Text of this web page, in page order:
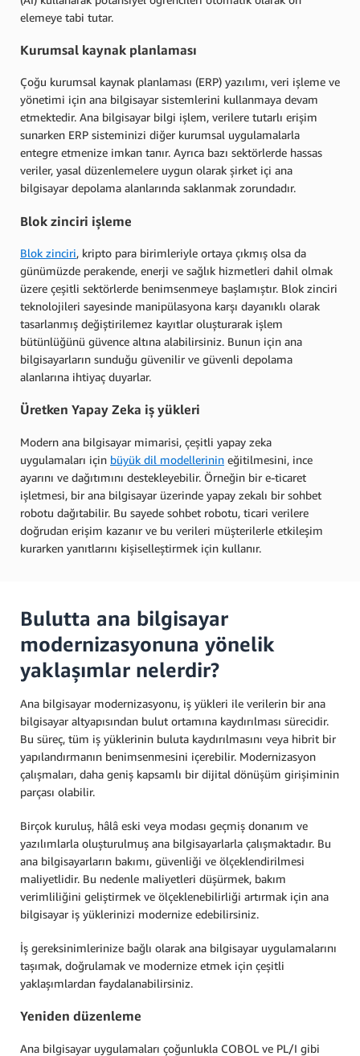
elemeye tabi tutar.
Kurumsal kaynak planlaması
Çoğu kurumsal kaynak planlaması (ERP) yazılımı, veri işleme ve
yönetimi için ana bilgisayar sistemlerini kullanmaya devam
etmektedir. Ana bilgisayar bilgi işlem, verilere tutarlı erişim
sunarken ERP sisteminizi diğer kurumsal uygulamalarla
entegre etmenize imkan tanır. Ayrıca bazı sektörlerde hassas
veriler, yasal düzenlemelere uygun olarak şirket içi ana
bilgisayar depolama alanlarında saklanmak zorundadır.
Blok zinciri işleme
Blok zinciri, kripto para birimleriyle ortaya çıkmış olsa da
günümüzde perakende, enerji ve sağlık hizmetleri dahil olmak
üzere çeşitli sektörlerde benimsenmeye başlamıştır. Blok zinciri
teknolojileri sayesinde manipülasyona karşı dayanıklı olarak
tasarlanmış değiştirilemez kayıtlar oluşturarak işlem
bütünlüğünü güvence altına alabilirsiniz. Bunun için ana
bilgisayarların sunduğu güvenilir ve güvenli depolama
alanlarına ihtiyaç duyarlar.
Üretken Yapay Zeka iş yükleri
Modern ana bilgisayar mimarisi, çeşitli yapay zeka
uygulamaları için büyük dil modellerinin eğitilmesini, ince
ayarını ve dağıtımını destekleyebilir. Örneğin bir e-ticaret
işletmesi, bir ana bilgisayar üzerinde yapay zekalı bir sohbet
robotu dağıtabilir. Bu sayede sohbet robotu, ticari verilere
doğrudan erişim kazanır ve bu verileri müşterilerle etkileşim
kurarken yanıtlarını kişiselleştirmek için kullanır.
Bulutta ana bilgisayar
modernizasyonuna yönelik
yaklaşımlar nelerdir?
Ana bilgisayar modernizasyonu, iş yükleri ile verilerin bir ana
bilgisayar altyapısından bulut ortamına kaydırılması sürecidir.
Bu süreç, tüm iş yüklerinin buluta kaydırılmasını veya hibrit bir
yapılandırmanın benimsenmesini içerebilir. Modernizasyon
çalışmaları, daha geniş kapsamlı bir dijital dönüşüm girişiminin
parçası olabilir.
Birçok kuruluş, hâlâ eski veya modası geçmiş donanım ve
yazılımlarla oluşturulmuş ana bilgisayarlarla çalışmaktadır. Bu
ana bilgisayarların bakımı, güvenliği ve ölçeklendirilmesi
maliyetlidir. Bu nedenle maliyetleri düşürmek, bakım
verimliliğini geliştirmek ve ölçeklenebilirliği artırmak için ana
bilgisayar iş yüklerinizi modernize edebilirsiniz.
İş gereksinimlerinize bağlı olarak ana bilgisayar uygulamalarını
taşımak, doğrulamak ve modernize etmek için çeşitli
yaklaşımlardan faydalanabilirsiniz.
Yeniden düzenleme
Ana bilgisayar uygulamaları çoğunlukla COBOL ve PL/I gibi